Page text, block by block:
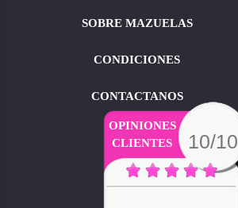
SOBRE MAZUELAS
CONDICIONES
CONTACTANOS
OPINIONES
CLIENTES
10/10